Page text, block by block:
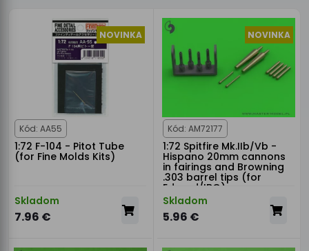
NOVINKA
Kód: AA55
1:72 F-104 - Pitot Tube
(for Fine Molds Kits)
Skladom
7.96 €
NOVINKA
Kód: AM72177
1:72 Spitfire Mk.IIb/Vb -
Hispano 20mm cannons
in fairings and Browning
.303 barrel tips (for
Eduard/IBG)
Skladom
5.96 €